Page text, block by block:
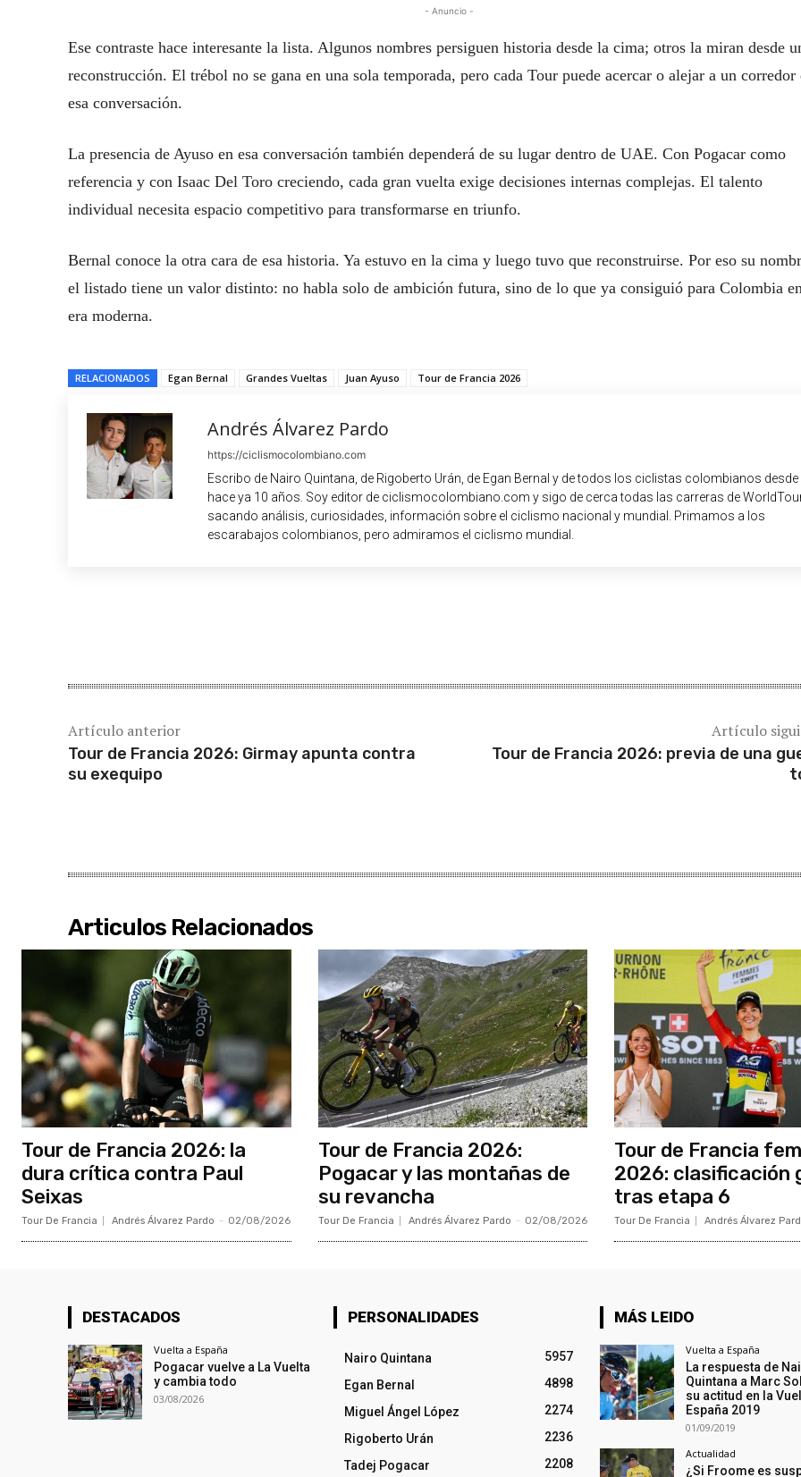
- Anuncio -
Ese contraste hace interesante la lista. Algunos nombres persiguen historia desde la cima; otros la miran desde
reconstrucción. El trébol no se gana en una sola temporada, pero cada Tour puede acercar o alejar a un corredor
esa conversación.
La presencia de Ayuso en esa conversación también dependerá de su lugar dentro de UAE. Con Pogacar como
referencia y con Isaac Del Toro creciendo, cada gran vuelta exige decisiones internas complejas. El talento
individual necesita espacio competitivo para transformarse en triunfo.
Bernal conoce la otra cara de esa historia. Ya estuvo en la cima y luego tuvo que reconstruirse. Por eso su
el listado tiene un valor distinto: no habla solo de ambición futura, sino de lo que ya consiguió para Colombia
era moderna.
RELACIONADOS Egan Bernal Grandes Vueltas Juan Ayuso Tour de Francia 2026
Andrés Álvarez Pardo
https://ciclismocolombiano.com
Escribo de Nairo Quintana, de Rigoberto Urán, de Egan Bernal y de todos los ciclistas colombianos desde
hace ya 10 años. Soy editor de ciclismocolombiano.com y sigo de cerca todas las carreras de
sacando análisis, curiosidades, información sobre el ciclismo nacional y mundial. Primamos a los
escarabajos colombianos, pero admiramos el ciclismo mundial.
Artículo anterior
Tour de Francia 2026: Girmay apunta contra
su exequipo
Artículo
Tour de Francia 2026: previa de una
Articulos Relacionados
Tour de Francia 2026: la
dura crítica contra Paul
Seixas
Tour De Francia Andrés Álvarez Pardo - 02/08/2026
Tour de Francia 2026:
Pogacar y las montañas de
su revancha
Tour De Francia Andrés Álvarez Pardo - 02/08/2026
Tour de Francia
2026: clasificación
tras etapa 6
Tour De Francia Andrés Álvarez
DESTACADOS
Vuelta a España
Pogacar vuelve a La Vuelta
y cambia todo
03/08/2026
PERSONALIDADES
Nairo Quintana
5957
Egan Bernal
4898
Miguel Ángel López
2274
Rigoberto Urán
2236
Tadej Pogacar
2208
MÁS LEIDO
Vuelta a España
La respuesta de
Quintana a Marc
su actitud en la
España 2019
01/09/2019
Actualidad
¿Si Froome es